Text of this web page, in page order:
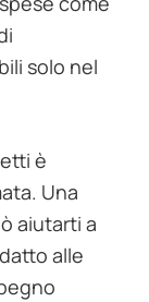
solo nel
è
Una
aiutarti a
alle